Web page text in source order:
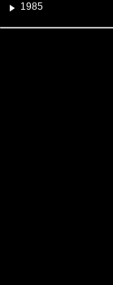
1985